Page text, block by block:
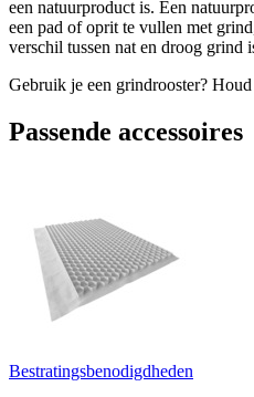
een natuurproduct is. Een
een pad of oprit te vullen met
verschil tussen nat en droog grind
Gebruik je een grindrooster?
Passende accessoires
Bestratingsbenodigdheden